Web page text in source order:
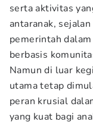
serta aktivitas
antaranak,
pemerintah
berbasis
Namun di luar
utama tetap
peran krusial
yang kuat bagi